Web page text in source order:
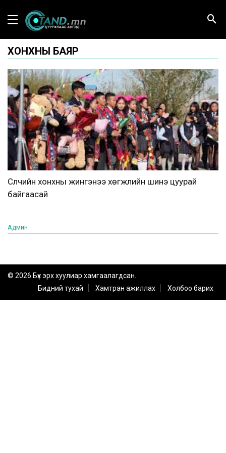
ХОНХНЫ БАЯР
Сүүлчийн хонхны жингэнээ хөгжлийн шинэ цуурай
байгаасай
Админ
© 2026 Бүх эрх хуулиар хамгаалагдсан.
Бидний тухай
Хамтран ажиллах Холбоо барих